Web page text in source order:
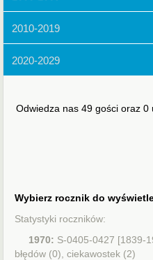
2010-2019
2020-2029
Odwiedza nas 49 gości oraz 0
Wybierz rocznik do
Statystyki roczników:
1970: S-0405-0427 [1839-
błędów (0), ciekawostek (2)